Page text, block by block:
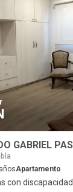
Apartamento
con discapacidad